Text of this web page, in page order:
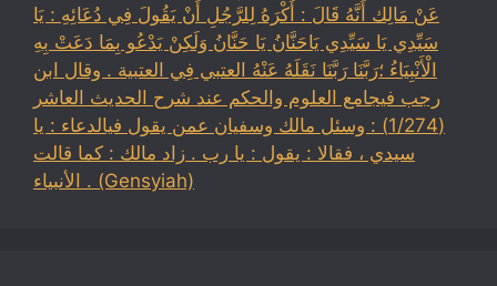
عَنْ مَالِك أَنَّهُ قَالَ : أَكْرَهُ لِلرَّجُلِ أَنْ يَقُولَ فِي دُعَائِهِ : يَا
سَيِّدِي يَا سَيِّدِي يَاحَنَّانُ يَا حَنَّانُ وَلَكِنْ يَدْعُو بِمَا دَعَتْ بِهِ
الْأَنْبِيَاءُ ؛رَبَّنَا رَبَّنَا نَقَلَهُ عَنْهُ العتبي فِي العتبية . وقال ابن
رجب فيجامع العلوم والحكم عند شرح الحديث العاشر
(1/274) : وسئل مالك وسفيان عمن يقول فيالدعاء : يا
سيدي ، فقالا : يقول : يا رب . زاد مالك : كما قالت
الأنبياء . (Gensyiah)